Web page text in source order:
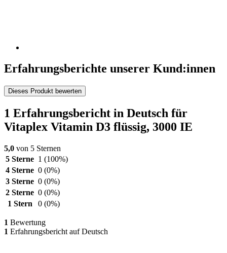
Erfahrungsberichte unserer Kund:innen
Dieses Produkt bewerten
1 Erfahrungsbericht in Deutsch für
Vitaplex Vitamin D3 flüssig, 3000 IE
5,0 von 5 Sternen
5 Sterne 1 (100%)
4 Sterne 0 (0%)
3 Sterne 0 (0%)
2 Sterne 0 (0%)
1 Stern
0 (0%)
1 Bewertung
1 Erfahrungsbericht auf Deutsch